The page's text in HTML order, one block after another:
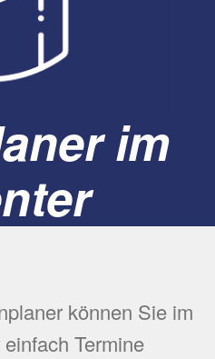
im
können Sie im
Termine